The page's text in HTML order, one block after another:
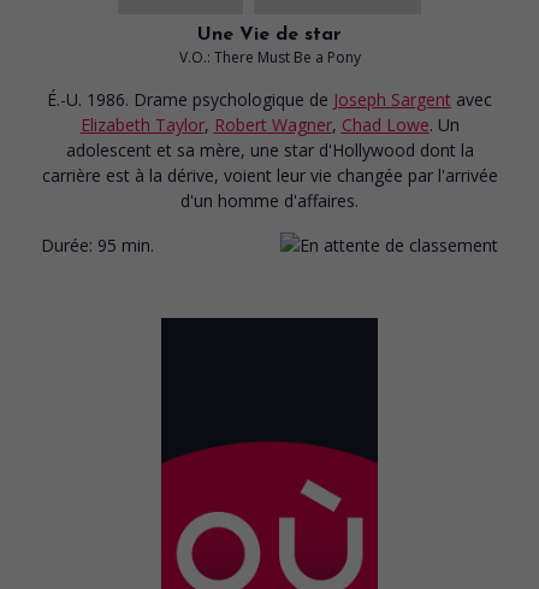
Une Vie de star
V.O.: There Must Be a Pony
É.-U. 1986. Drame psychologique de Joseph Sargent avec
Elizabeth Taylor, Robert Wagner, Chad Lowe. Un
adolescent et sa mère, une star d'Hollywood dont la
carrière est à la dérive, voient leur vie changée par l'arrivée
d'un homme d'affaires.
Durée: 95 min.